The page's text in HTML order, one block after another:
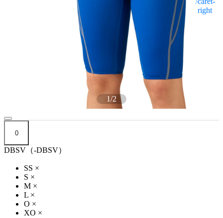
1/2
0
DBSV（-DBSV）
SS ×
S ×
M ×
L ×
O ×
XO ×